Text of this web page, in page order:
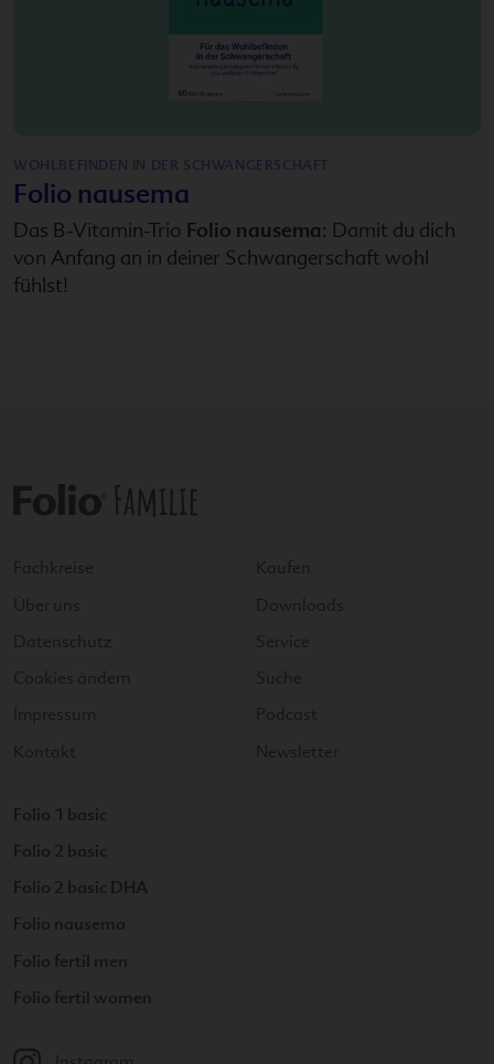
WOHLBEFINDEN IN DER SCHWANGERSCHAFT
Folio nausema
Das B-Vitamin-Trio Folio nausema: Damit du dich
von Anfang an in deiner Schwangerschaft wohl
fühlst!
Fachkreise
Über uns
Datenschutz
Cookies ändern
Impressum
Kontakt
Kaufen
Downloads
Service
Suche
Podcast
Newsletter
Folio 1 basic
Folio 2 basic
Folio 2 basic DHA
Folio nausema
Folio fertil men
Folio fertil women